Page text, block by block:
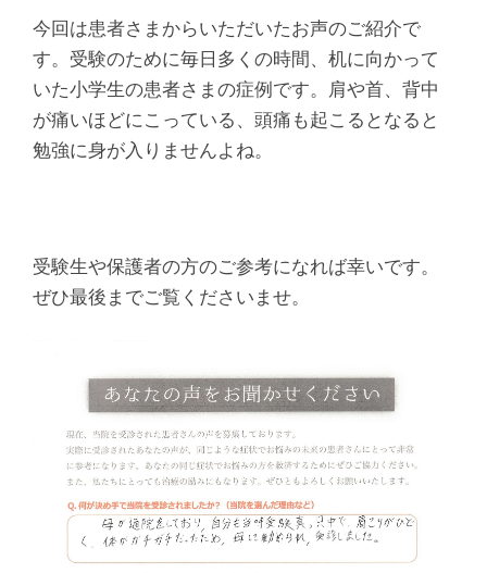
整
体
な
ヤ
マ
タ
整
骨
今回は患者さまからいただいたお声のご紹介で
す。受験のために毎日多くの時間、机に向かって
いた小学生の患者さまの症例です。肩や首、背中
が痛いほどにこっている、頭痛も起こるとなると
勉強に身が入りませんよね。
受験生や保護者の方のご参考になれば幸いです。
ぜひ最後までご覧くださいませ。